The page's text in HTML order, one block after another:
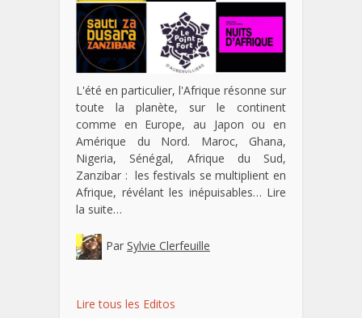
L'été en particulier, l'Afrique résonne sur
toute la planète, sur le continent
comme en Europe, au Japon ou en
Amérique du Nord. Maroc, Ghana,
Nigeria, Sénégal, Afrique du Sud,
Zanzibar : les festivals se multiplient en
Afrique, révélant les inépuisables… Lire
la suite…
Par Sylvie Clerfeuille
Lire tous les Editos